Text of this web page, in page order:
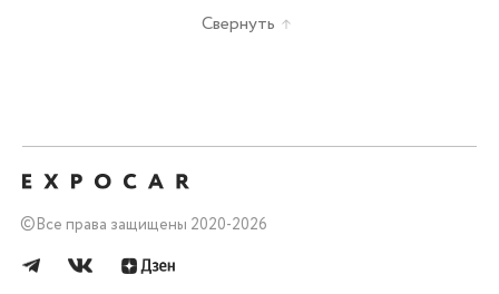
Свернуть
©Все права защищены 2020-2026